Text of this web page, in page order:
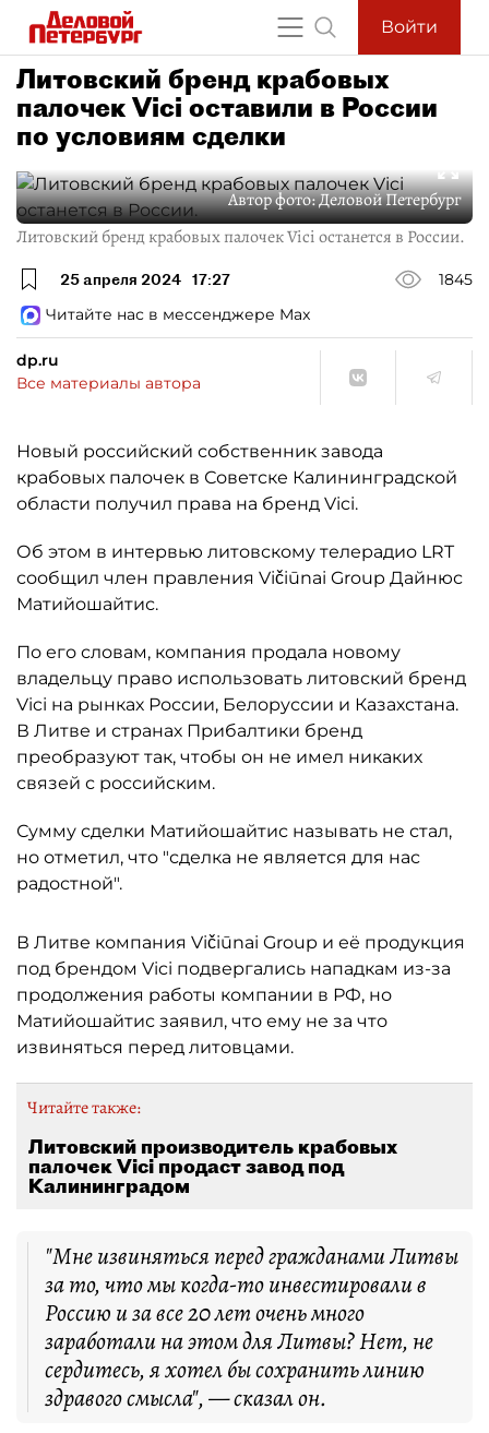
Войти
Литовский бренд крабовых
палочек Vici оставили в России
по условиям сделки
Автор фото:Деловой Петербург
Литовский бренд крабовых палочек Vici останется в России.
25 апреля 2024 17:27
1845
Читайте нас в мессенджере Max
dp.ru
Все материалы автора
Новый российский собственник завода
крабовых палочек в Советске Калининградской
области получил права на бренд Vici.
Об этом в интервью литовскому телерадио LRT
сообщил член правления Vičiūnai Group Дайнюс
Матийошайтис.
По его словам, компания продала новому
владельцу право использовать литовский бренд
Vici на рынках России, Белоруссии и Казахстана.
В Литве и странах Прибалтики бренд
преобразуют так, чтобы он не имел никаких
связей с российским.
Сумму сделки Матийошайтис называть не стал,
но отметил, что "сделка не является для нас
радостной".
В Литве компания Vičiūnai Group и её продукция
под брендом Vici подвергались нападкам из-за
продолжения работы компании в РФ, но
Матийошайтис заявил, что ему не за что
извиняться перед литовцами.
Читайте также:
Литовский производитель крабовых
палочек Vici продаст завод под
Калининградом
"Мне извиняться перед гражданами Литвы
за то, что мы когда-то инвестировали в
Россию и за все 20 лет очень много
заработали на этом для Литвы? Нет, не
сердитесь, я хотел бы сохранить линию
здравого смысла", — сказал он.